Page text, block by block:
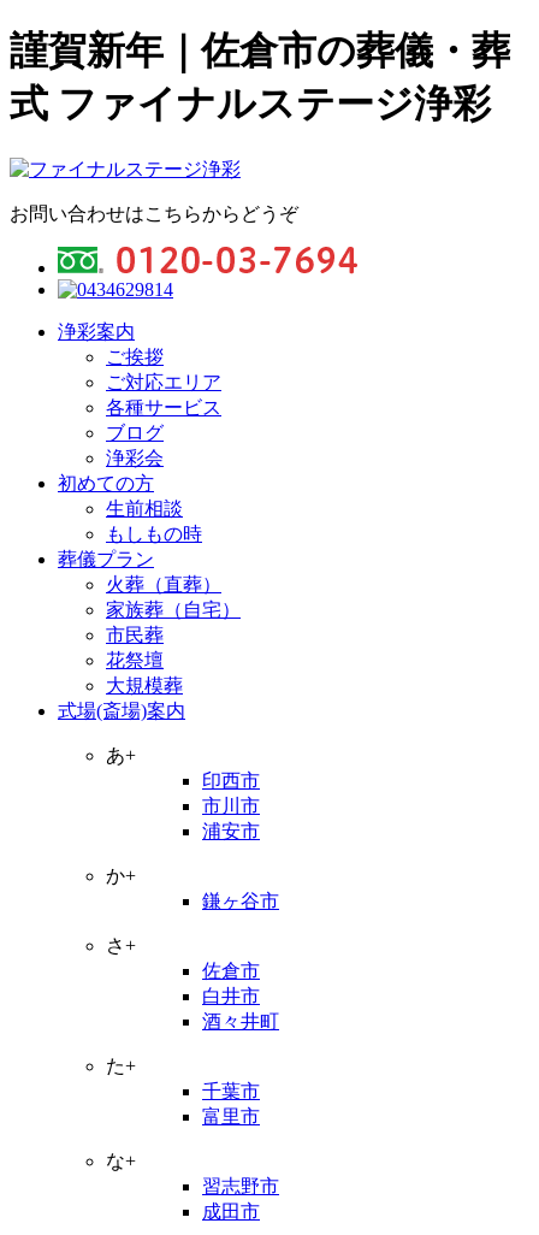
謹賀新年｜佐倉市の葬儀・葬
式 ファイナルステージ浄彩
お問い合わせはこちらからどうぞ
浄彩案内
ご挨拶
ご対応エリア
各種サービス
ブログ
浄彩会
初めての方
生前相談
もしもの時
葬儀プラン
火葬（直葬）
家族葬（自宅）
市民葬
花祭壇
大規模葬
式場(斎場)案内
あ+
印西市
市川市
浦安市
か+
鎌ヶ谷市
さ+
佐倉市
白井市
酒々井町
た+
千葉市
富里市
な+
習志野市
成田市